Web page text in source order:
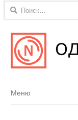
Найти:
Menu
Меню